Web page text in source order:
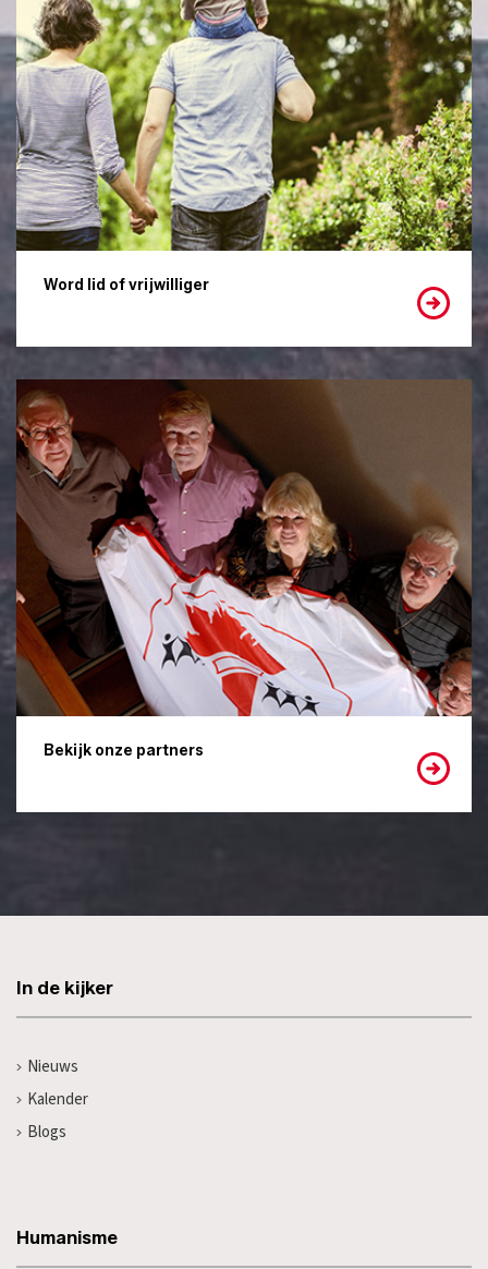
Word lid of vrijwilliger
Bekijk onze partners
In de kijker
Nieuws
Kalender
Blogs
Humanisme